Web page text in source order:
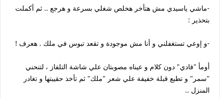
-ماشي ياسيدي مش هتأخر هخلص شغلي بسرعة و هرجع .. ثم أكملت
بتحذير :
-و إوعي تستغفلني و أنا مش موجودة و تقعد تبوس في ملك . هعرف !
أومأ "فادي" دون كلام و عيناه مصوبتان علي شاشة التلفاز ، لتنحني
"سمر" و تطبع قبلة خفيفة علي شعر "ملك" ثم تأخذ حقيبتها و تغادر
المنزل ..